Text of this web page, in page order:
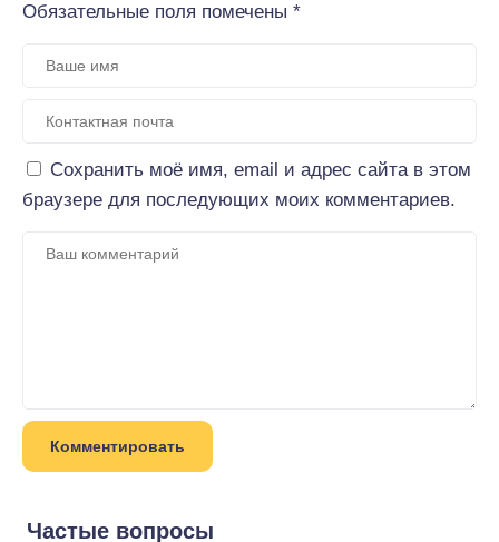
Обязательные поля помечены *
Сохранить моё имя, email и адрес сайта в этом
браузере для последующих моих комментариев.
Частые вопросы